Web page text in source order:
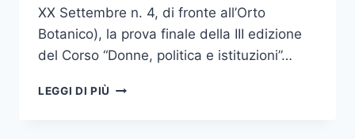
XX Settembre n. 4, di fronte all’Orto
Botanico), la prova finale della III edizione
del Corso “Donne, politica e istituzioni”…
LEGGI DI PIÙ SULLA